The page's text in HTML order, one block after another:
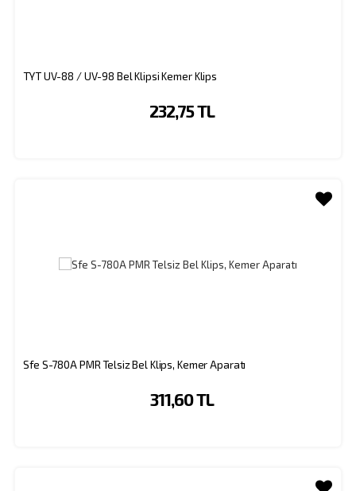
TYT UV-88 / UV-98 Bel Klipsi Kemer Klips
232,75 TL
Sfe S-780A PMR Telsiz Bel Klips, Kemer Aparatı
311,60 TL